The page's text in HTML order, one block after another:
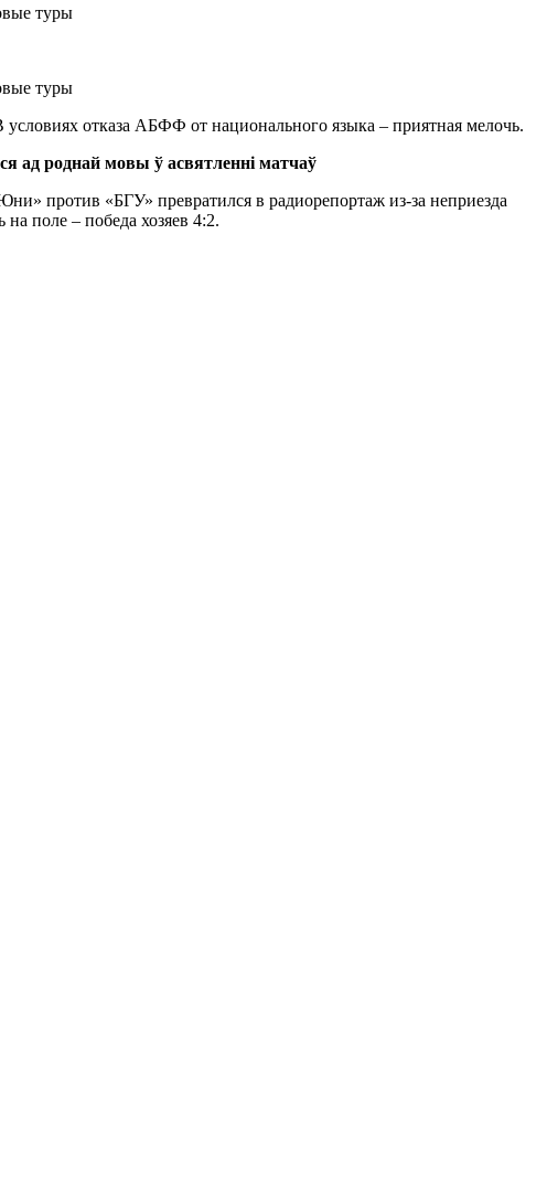
отказа АБФФ от национального языка – приятная мелочь.
ад роднай мовы ў асвятленнi матчаў
против «БГУ» превратился в радиорепортаж из-за неприезда
поле – победа хозяев 4:2.